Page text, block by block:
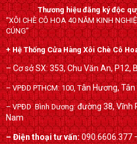
b
o
o
k
t
r
Thương hiệu đăng ký độc
“XÔI CHÈ CÔ HOA 40 NĂM KINH
CÚNG”
+ Hệ Thống Cửa Hàng Xôi Chè Cô
– Cơ sở SX: 353, Chu Văn An, P12,
– VPĐD PTHCM: 100, Tân Hương,
– VPĐD Bình Dương:đường 38, Vĩnh
Nam
– Điện thoại tư vấn:090.6606.377